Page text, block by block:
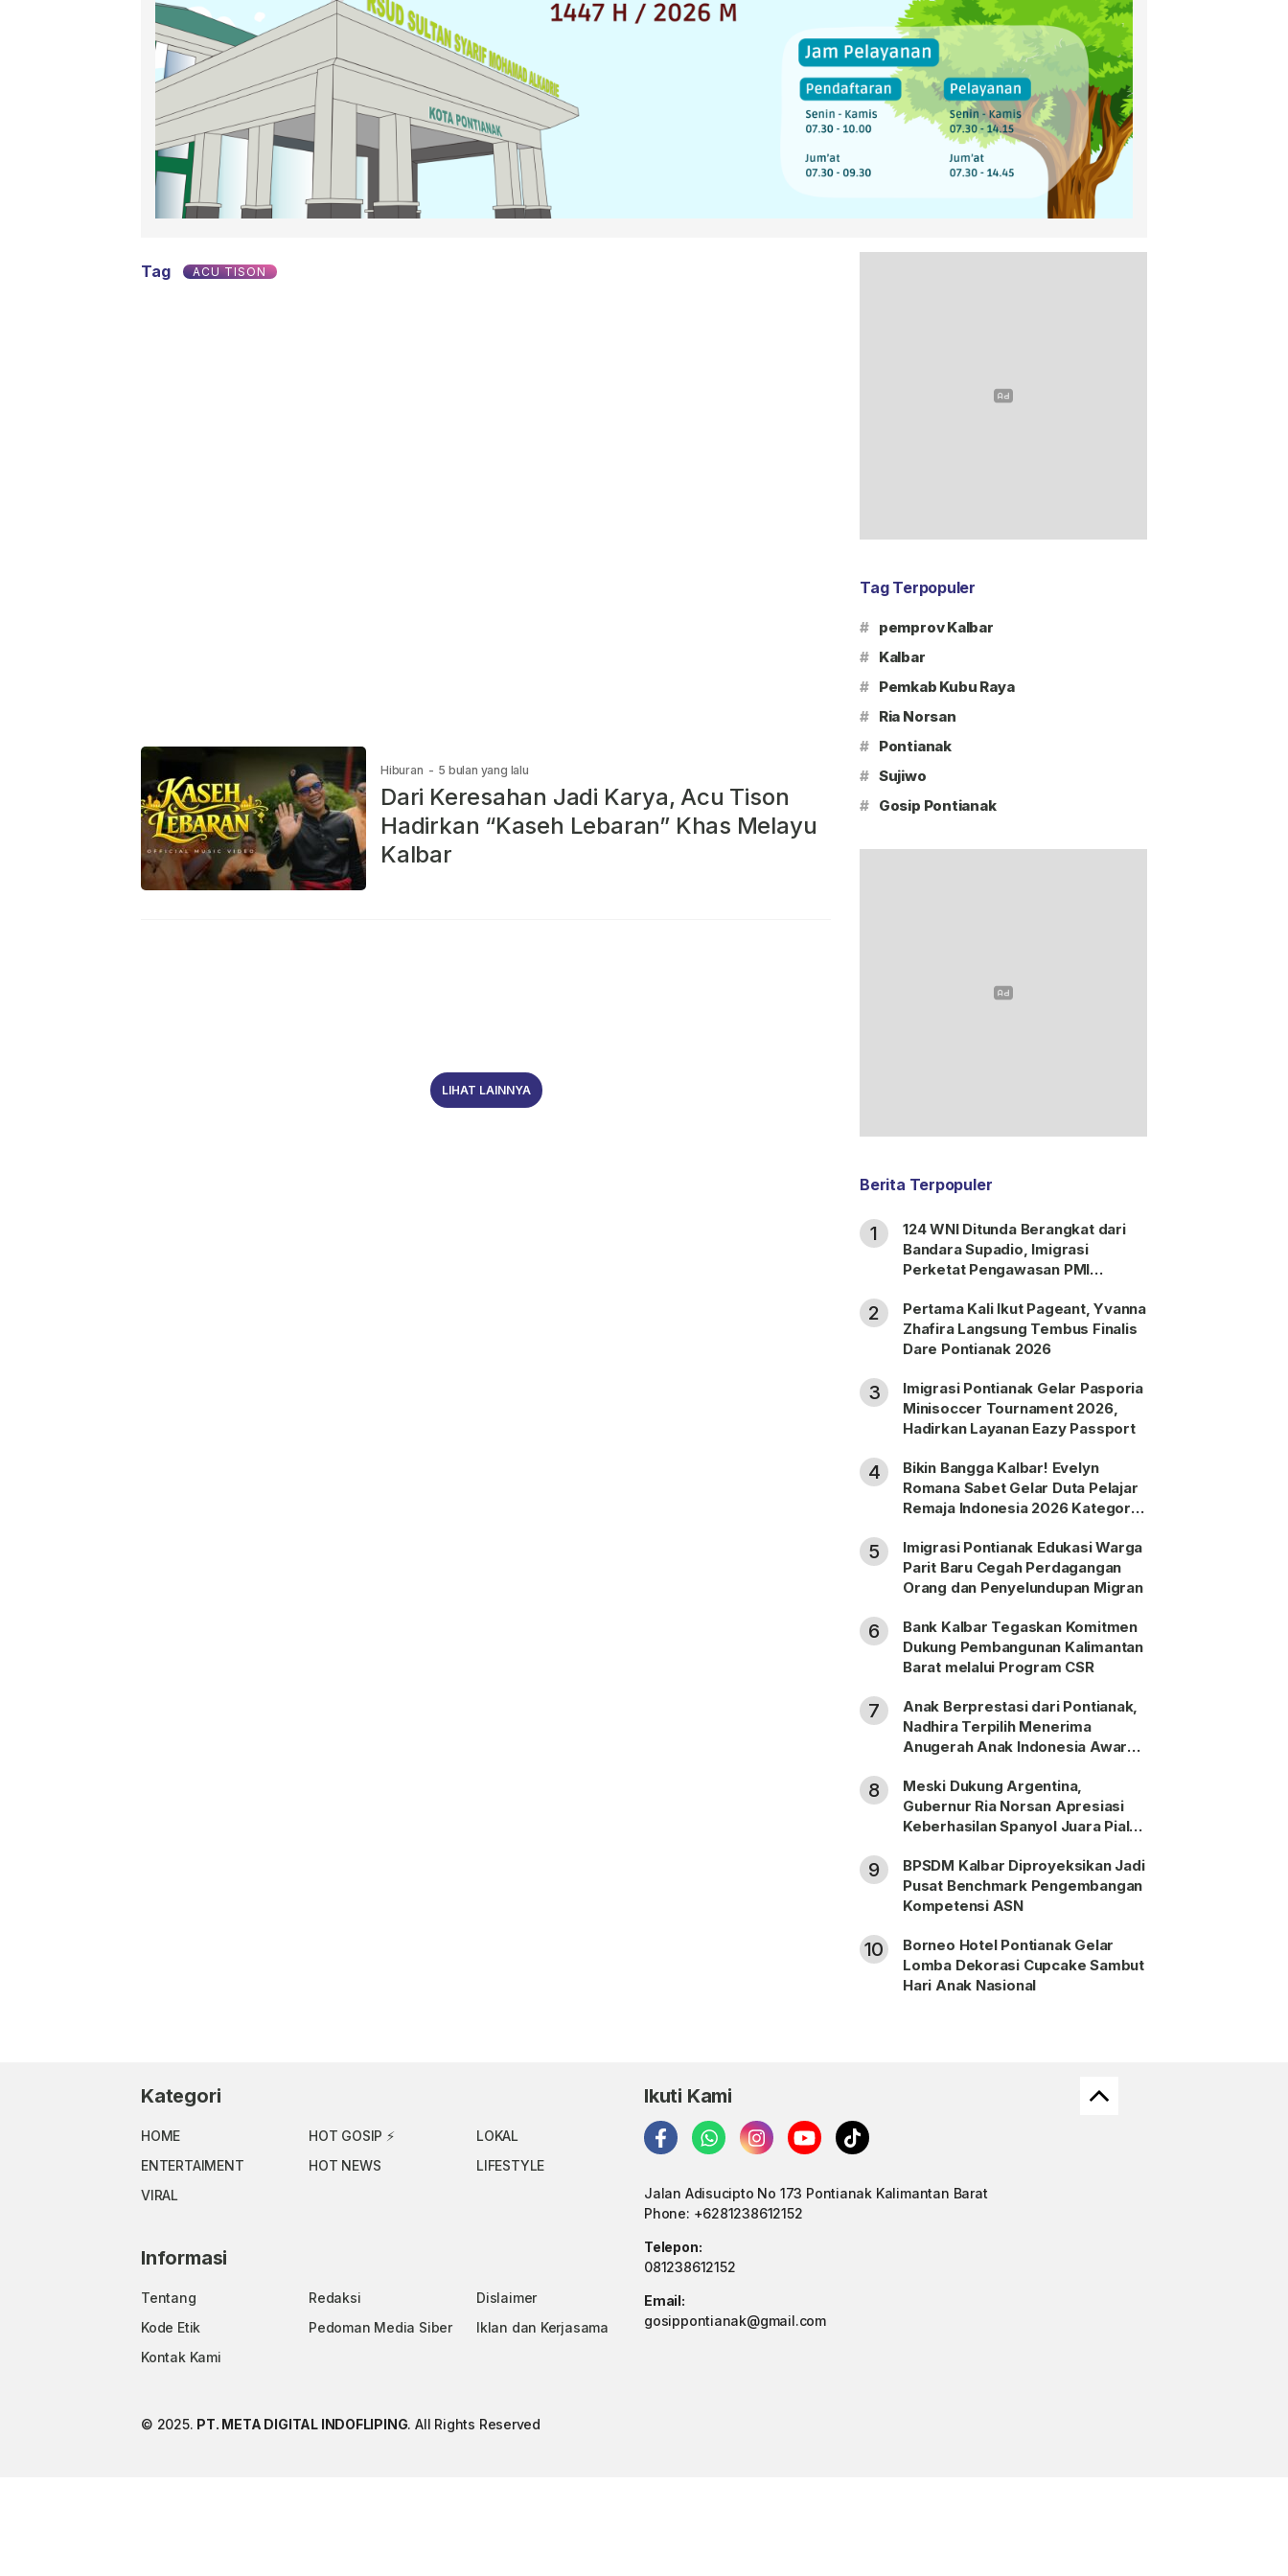
Tag ACU TISON
Hiburan - 5 bulan yang lalu
Dari Keresahan Jadi Karya, Acu Tison
Hadirkan “Kaseh Lebaran” Khas Melayu
Kalbar
LIHAT LAINNYA
Tag Terpopuler
# pemprov Kalbar
# Kalbar
# Pemkab Kubu Raya
# Ria Norsan
# Pontianak
# Sujiwo
# Gosip Pontianak
Berita Terpopuler
1
124 WNI Ditunda Berangkat dari
Bandara Supadio, Imigrasi
Perketat Pengawasan PMI
2
Pertama Kali Ikut Pageant, Yvanna
Zhafira Langsung Tembus Finalis
Dare Pontianak 2026
3
Imigrasi Pontianak Gelar Pasporia
Minisoccer Tournament 2026,
Hadirkan Layanan Eazy Passport
4
Bikin Bangga Kalbar! Evelyn
Romana Sabet Gelar Duta Pelajar
Remaja Indonesia 2026 Kategori
5
Imigrasi Pontianak Edukasi Warga
Parit Baru Cegah Perdagangan
Orang dan Penyelundupan Migran
6
Bank Kalbar Tegaskan Komitmen
Dukung Pembangunan Kalimantan
Barat melalui Program CSR
7
Anak Berprestasi dari Pontianak,
Nadhira Terpilih Menerima
Anugerah Anak Indonesia Awards
8
Meski Dukung Argentina,
Gubernur Ria Norsan Apresiasi
Keberhasilan Spanyol Juara Piala
9
BPSDM Kalbar Diproyeksikan Jadi
Pusat Benchmark Pengembangan
Kompetensi ASN
10
Borneo Hotel Pontianak Gelar
Lomba Dekorasi Cupcake Sambut
Hari Anak Nasional
Kategori
HOME HOT GOSIP ⚡
LOKAL
ENTERTAIMENT
HOT NEWS
LIFESTYLE
VIRAL
Informasi
Tentang Redaksi
Dislaimer
Kode Etik
Pedoman Media Siber
Iklan dan Kerjasama
Kontak Kami
Ikuti Kami
Jalan Adisucipto No 173 Pontianak Kalimantan Barat
Phone: +6281238612152
Telepon:
081238612152
Email:
gosippontianak@gmail.com
© 2025. PT. META DIGITAL INDOFLIPING. All Rights Reserved